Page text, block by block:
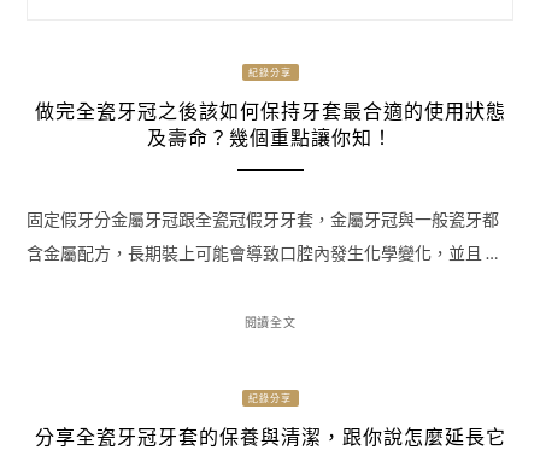
紀錄分享
做完全瓷牙冠之後該如何保持牙套最合適的使用狀態
及壽命？幾個重點讓你知！
固定假牙分金屬牙冠跟全瓷冠假牙牙套，金屬牙冠與一般瓷牙都
含金屬配方，長期裝上可能會導致口腔內發生化學變化，並且 …
閱讀全文
紀錄分享
分享全瓷牙冠牙套的保養與清潔，跟你說怎麼延長它